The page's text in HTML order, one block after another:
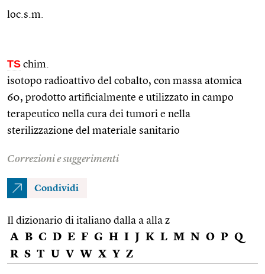
loc.s.m.
TS chim.
isotopo radioattivo del cobalto, con massa atomica
60, prodotto artificialmente e utilizzato in campo
terapeutico nella cura dei tumori e nella
sterilizzazione del materiale sanitario
Correzioni e suggerimenti
Condividi
Il dizionario di italiano dalla a alla z
A B C D E F G H I J K L M N O P Q
R S T U V W X Y Z